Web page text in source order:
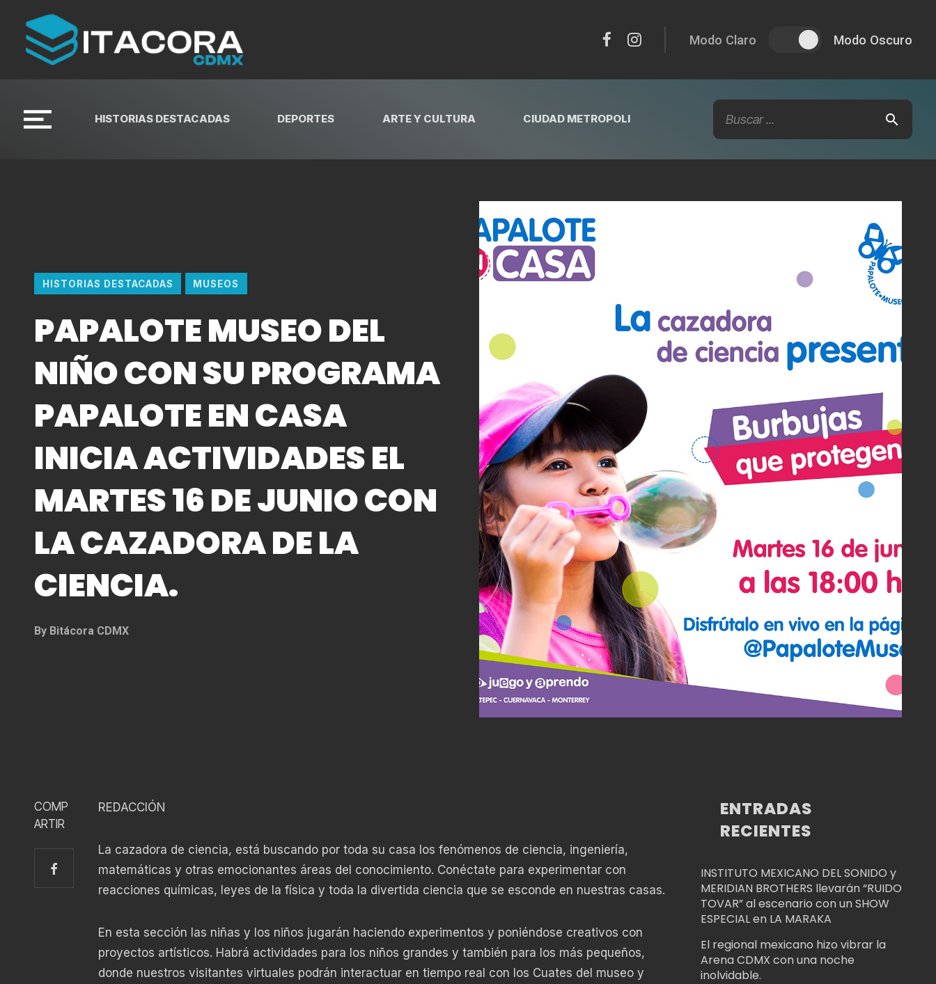
Modo Claro Modo Oscuro
HISTORIAS DESTACADAS DEPORTES ARTE Y CULTURA CIUDAD METROPOLI
HISTORIAS DESTACADAS MUSEOS
PAPALOTE MUSEO DEL
NIÑO CON SU PROGRAMA
PAPALOTE EN CASA
INICIA ACTIVIDADES EL
MARTES 16 DE JUNIO CON
LA CAZADORA DE LA
CIENCIA.
By Bitácora CDMX
COMP
ARTIR
REDACCIÓN
La cazadora de ciencia, está buscando por toda su casa los fenómenos de ciencia, ingeniería,
matemáticas y otras emocionantes áreas del conocimiento. Conéctate para experimentar con
reacciones químicas, leyes de la física y toda la divertida ciencia que se esconde en nuestras casas.
En esta sección las niñas y los niños jugarán haciendo experimentos y poniéndose creativos con
proyectos artísticos. Habrá actividades para los niños grandes y también para los más pequeños,
donde nuestros visitantes virtuales podrán interactuar en tiempo real con los Cuates del museo y
ENTRADAS
RECIENTES
INSTITUTO MEXICANO DEL SONIDO y
MERIDIAN BROTHERS llevarán “RUIDO
TOVAR” al escenario con un SHOW
ESPECIAL en LA MARAKA
El regional mexicano hizo vibrar la
Arena CDMX con una noche
inolvidable.